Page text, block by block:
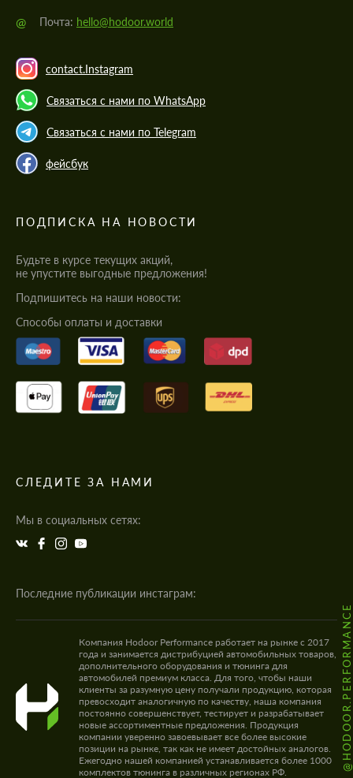
@ Почта: hello@hodoor.world
contact.Instagram
Связаться с нами по WhatsApp
Связаться с нами по Telegram
фейсбук
ПОДПИСКА НА НОВОСТИ
Будьте в курсе текущих акций,
не упустите выгодные предложения!
Подпишитесь на наши новости:
Cпособы оплаты и доставки
СЛЕДИТЕ ЗА НАМИ
Мы в социальных сетях:
Последние публикации инстаграм:
@HODOOR.PERFORMANCE
Компания Hodoor Performance работает на рынке с 2017
года и занимается дистрибуцией автомобильных товаров,
дополнительного оборудования и тюнинга для
автомобилей премиум класса. Для того, чтобы наши
клиенты за разумную цену получали продукцию, которая
превосходит аналогичную по качеству, наша компания
постоянно совершенствует, тестирует и разрабатывает
новые ассортиментные предложения. Продукция
компании уверенно завоевывает все более высокие
позиции на рынке, так как не имеет достойных аналогов.
Ежегодно нашей компанией устанавливается более 1000
комплектов тюнинга в различных регионах РФ.